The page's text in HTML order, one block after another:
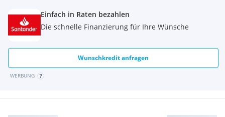
Einfach in Raten bezahlen
Die schnelle Finanzierung für Ihre Wünsche
Wunschkredit anfragen
WERBUNG